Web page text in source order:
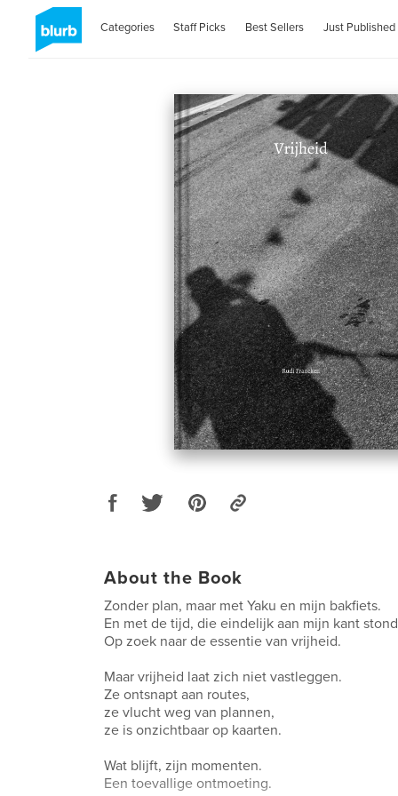
Categories Staff Picks Best Sellers Just Published
About the Book
Zonder plan, maar met Yaku en mijn bakfiets.
En met de tijd, die eindelijk aan mijn kant
Op zoek naar de essentie van vrijheid.
Maar vrijheid laat zich niet vastleggen.
Ze ontsnapt aan routes,
ze vlucht weg van plannen,
ze is onzichtbaar op kaarten.
Wat blijft, zijn momenten.
Een toevallige ontmoeting.